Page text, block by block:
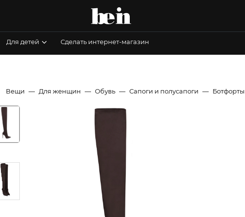
Для детей Сделать интернет-магазин
Вещи Для женщин Обувь Сапоги и полусапоги Ботфорты